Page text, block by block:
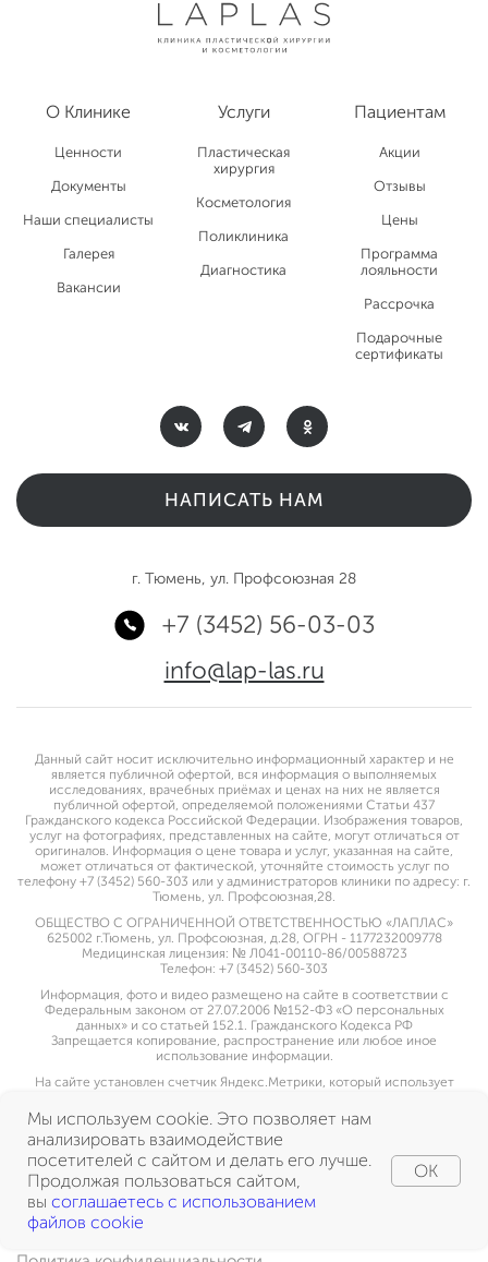
О Клинике
Ценности
Документы
Наши специалисты
Галерея
Вакансии
Услуги
Пластическая
хирургия
Косметология
Поликлиника
Диагностика
Пациентам
Акции
Отзывы
Цены
Программа
лояльности
Рассрочка
Подарочные
сертификаты
НАПИСАТЬ НАМ
г. Тюмень, ул. Профсоюзная 28
+7 (3452) 56-03-03
info@lap-las.ru
Данный сайт носит исключительно информационный характер и не
является публичной офертой, вся информация о выполняемых
исследованиях, врачебных приёмах и ценах на них не является
публичной офертой, определяемой положениями Статьи 437
Гражданского кодекса Российской Федерации. Изображения товаров,
услуг на фотографиях, представленных на сайте, могут отличаться от
оригиналов. Информация о цене товара и услуг, указанная на сайте,
может отличаться от фактической, уточняйте стоимость услуг по
телефону +7 (3452) 560-303 или у администраторов клиники по адресу: г.
Тюмень, ул. Профсоюзная,28.
ОБЩЕСТВО С ОГРАНИЧЕННОЙ ОТВЕТСТВЕННОСТЬЮ «ЛАПЛАС»
625002 г.Тюмень, ул. Профсоюзная, д.28, ОГРН - 1177232009778
Медицинская лицензия: № Л041-00110-86/00588723
Телефон: +7 (3452) 560-303
Информация, фото и видео размещено на сайте в соответствии с
Федеральным законом от 27.07.2006 №152-ФЗ «О персональных
данных» и со статьей 152.1. Гражданского Кодекса РФ
Запрещается копирование, распространение или любое иное
использование информации.
На сайте установлен счетчик Яндекс.Метрики, который использует
согласие на использование указанной метрической программы
Яндекс.Метрика
Мы используем cookie. Это позволяет нам
анализировать взаимодействие
посетителей с сайтом и делать его лучше.
Продолжая пользоваться сайтом,
вы соглашаетесь с использованием
файлов cookie
OK